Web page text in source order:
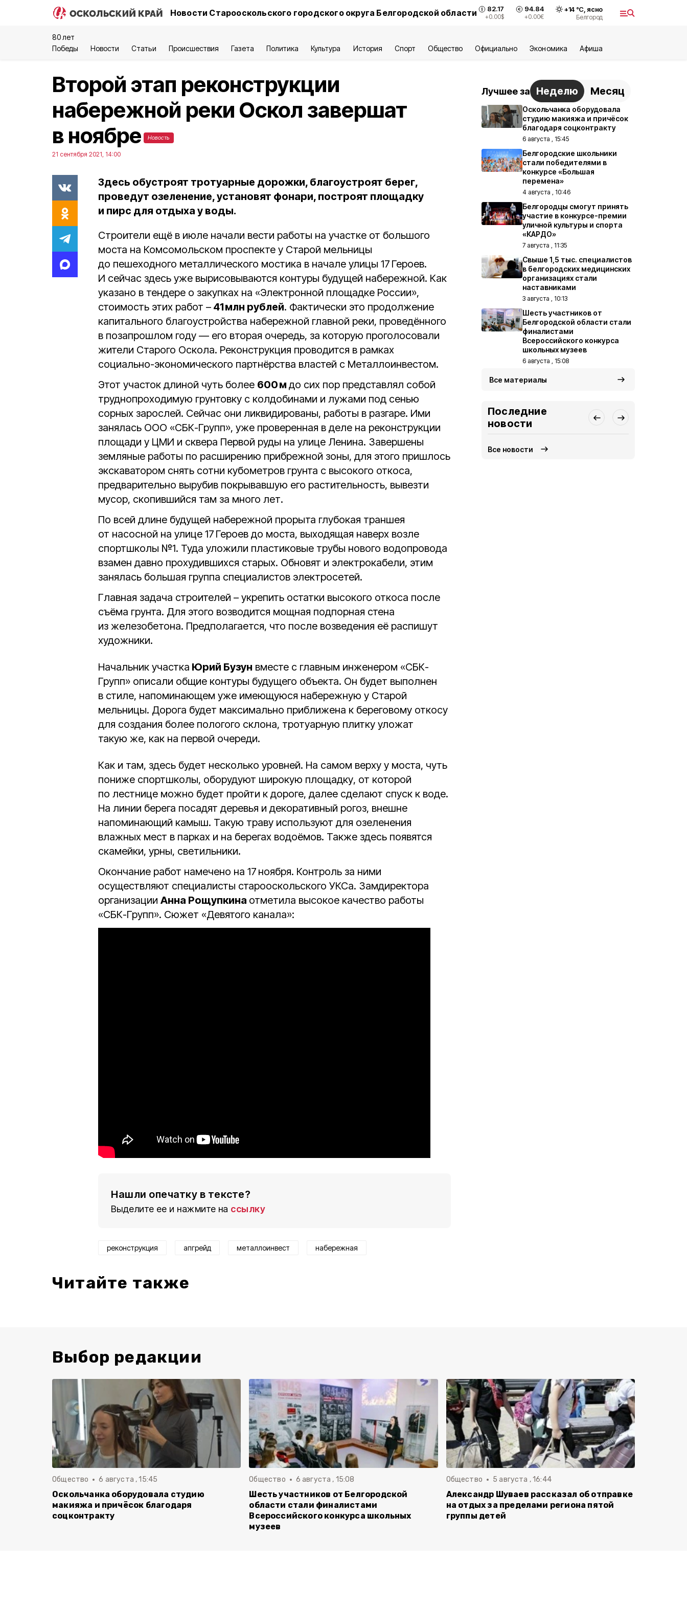
Новости Старооскольского городского округа Белгородской области 82.17
+0.00$
94.84
+0.00€
+14°С, ясно
Белгород
80 лет
Победы
Новости Статьи Происшествия Газета Политика Культура История Спорт Общество Официально Экономика Aфиша
Второй этап реконструкции
набережной реки Оскол завершат
в ноябре
Новость
21 сентября 2021, 14:00
Здесь обустроят тротуарные дорожки, благоустроят берег,
проведут озеленение, установят фонари, построят площадку
и пирс для отдыха у воды.
Строители ещё в июле начали вести работы на участке от большого
моста на Комсомольском проспекте у Старой мельницы
до пешеходного металлического мостика в начале улицы 17 Героев.
И сейчас здесь уже вырисовываются контуры будущей набережной. Как
указано в тендере о закупках на «Электронной площадке России»,
стоимость этих работ – 41 млн рублей. Фактически это продолжение
капитального благоустройства набережной главной реки, проведённого
в позапрошлом году — его вторая очередь, за которую проголосовали
жители Старого Оскола. Реконструкция проводится в рамках
социально-экономического партнёрства властей с Металлоинвестом.
Этот участок длиной чуть более 600 м до сих пор представлял собой
труднопроходимую грунтовку с колдобинами и лужами под сенью
сорных зарослей. Сейчас они ликвидированы, работы в разгаре. Ими
занялась ООО «СБК-Групп», уже проверенная в деле на реконструкции
площади у ЦМИ и сквера Первой руды на улице Ленина. Завершены
земляные работы по расширению прибрежной зоны, для этого пришлось
экскаватором снять сотни кубометров грунта с высокого откоса,
предварительно вырубив покрывавшую его растительность, вывезти
мусор, скопившийся там за много лет.
По всей длине будущей набережной прорыта глубокая траншея
от насосной на улице 17 Героев до моста, выходящая наверх возле
спортшколы №1. Туда уложили пластиковые трубы нового водопровода
взамен давно прохудившихся старых. Обновят и электрокабели, этим
занялась большая группа специалистов электросетей.
Главная задача строителей – укрепить остатки высокого откоса после
съёма грунта. Для этого возводится мощная подпорная стена
из железобетона. Предполагается, что после возведения её распишут
художники.
Начальник участка Юрий Бузун вместе с главным инженером «СБК-
Групп» описали общие контуры будущего объекта. Он будет выполнен
в стиле, напоминающем уже имеющуюся набережную у Старой
мельницы. Дорога будет максимально приближена к береговому откосу
для создания более пологого склона, тротуарную плитку уложат
такую же, как на первой очереди.
Как и там, здесь будет несколько уровней. На самом верху у моста, чуть
пониже спортшколы, оборудуют широкую площадку, от которой
по лестнице можно будет пройти к дороге, далее сделают спуск к воде.
На линии берега посадят деревья и декоративный рогоз, внешне
напоминающий камыш. Такую траву используют для озеленения
влажных мест в парках и на берегах водоёмов. Также здесь появятся
скамейки, урны, светильники.
Окончание работ намечено на 17 ноября. Контроль за ними
осуществляют специалисты старооскольского УКСа. Замдиректора
организации Анна Рощупкина отметила высокое качество работы
«СБК-Групп». Сюжет «Девятого канала»:
Нашли опечатку в тексте?
Выделите ее и нажмите на ссылку
реконструкция апгрейд металлоинвест набережная
Читайте также
Лучшее за Неделю Месяц
Оскольчанка оборудовала
студию макияжа и причёсок
благодаря соцконтракту
6 августа , 15:45
Белгородские школьники
стали победителями в
конкурсе «Большая
перемена»
4 августа , 10:46
Белгородцы смогут принять
участие в конкурсе-премии
уличной культуры и спорта
«КАРДО»
7 августа , 11:35
Свыше 1,5 тыс. специалистов
в белгородских медицинских
организациях стали
наставниками
3 августа , 10:13
Шесть участников от
Белгородской области стали
финалистами
Всероссийского конкурса
школьных музеев
6 августа , 15:08
Все материалы
Последние
новости
Все новости
Выбор редакции
Общество 6 августа , 15:45
Оскольчанка оборудовала студию
макияжа и причёсок благодаря
соцконтракту
Общество 6 августа , 15:08
Шесть участников от Белгородской
области стали финалистами
Всероссийского конкурса школьных
музеев
Общество 5 августа , 16:44
Александр Шуваев рассказал об отправке
на отдых за пределами региона пятой
группы детей